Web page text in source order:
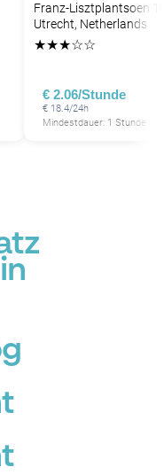
Franz-Lisztplantsoen
Utrecht, Netherlands
★★★☆☆
€ 2.06/Stunde
€ 18.4/24h
Mindestdauer: 1 Stunde